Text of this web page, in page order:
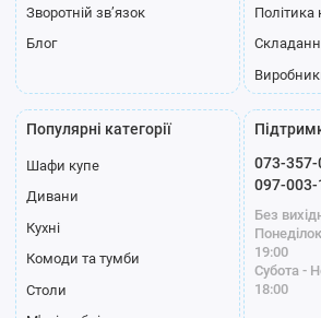
Зворотній зв’язок
Блог
Політика
Популярні категорії
Шафи купе
Дивани
Кухні
Комоди та тумби
Столи
073-357-
097-003-
Без
19:00
Субота -
18:00